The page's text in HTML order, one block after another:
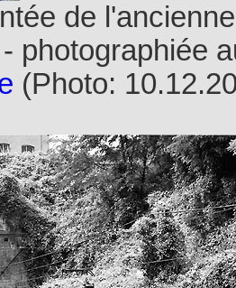
de
photographiée
(Photo: